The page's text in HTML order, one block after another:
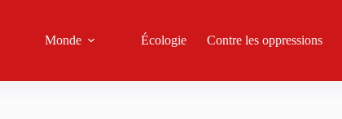
Monde Écologie Contre les oppressions